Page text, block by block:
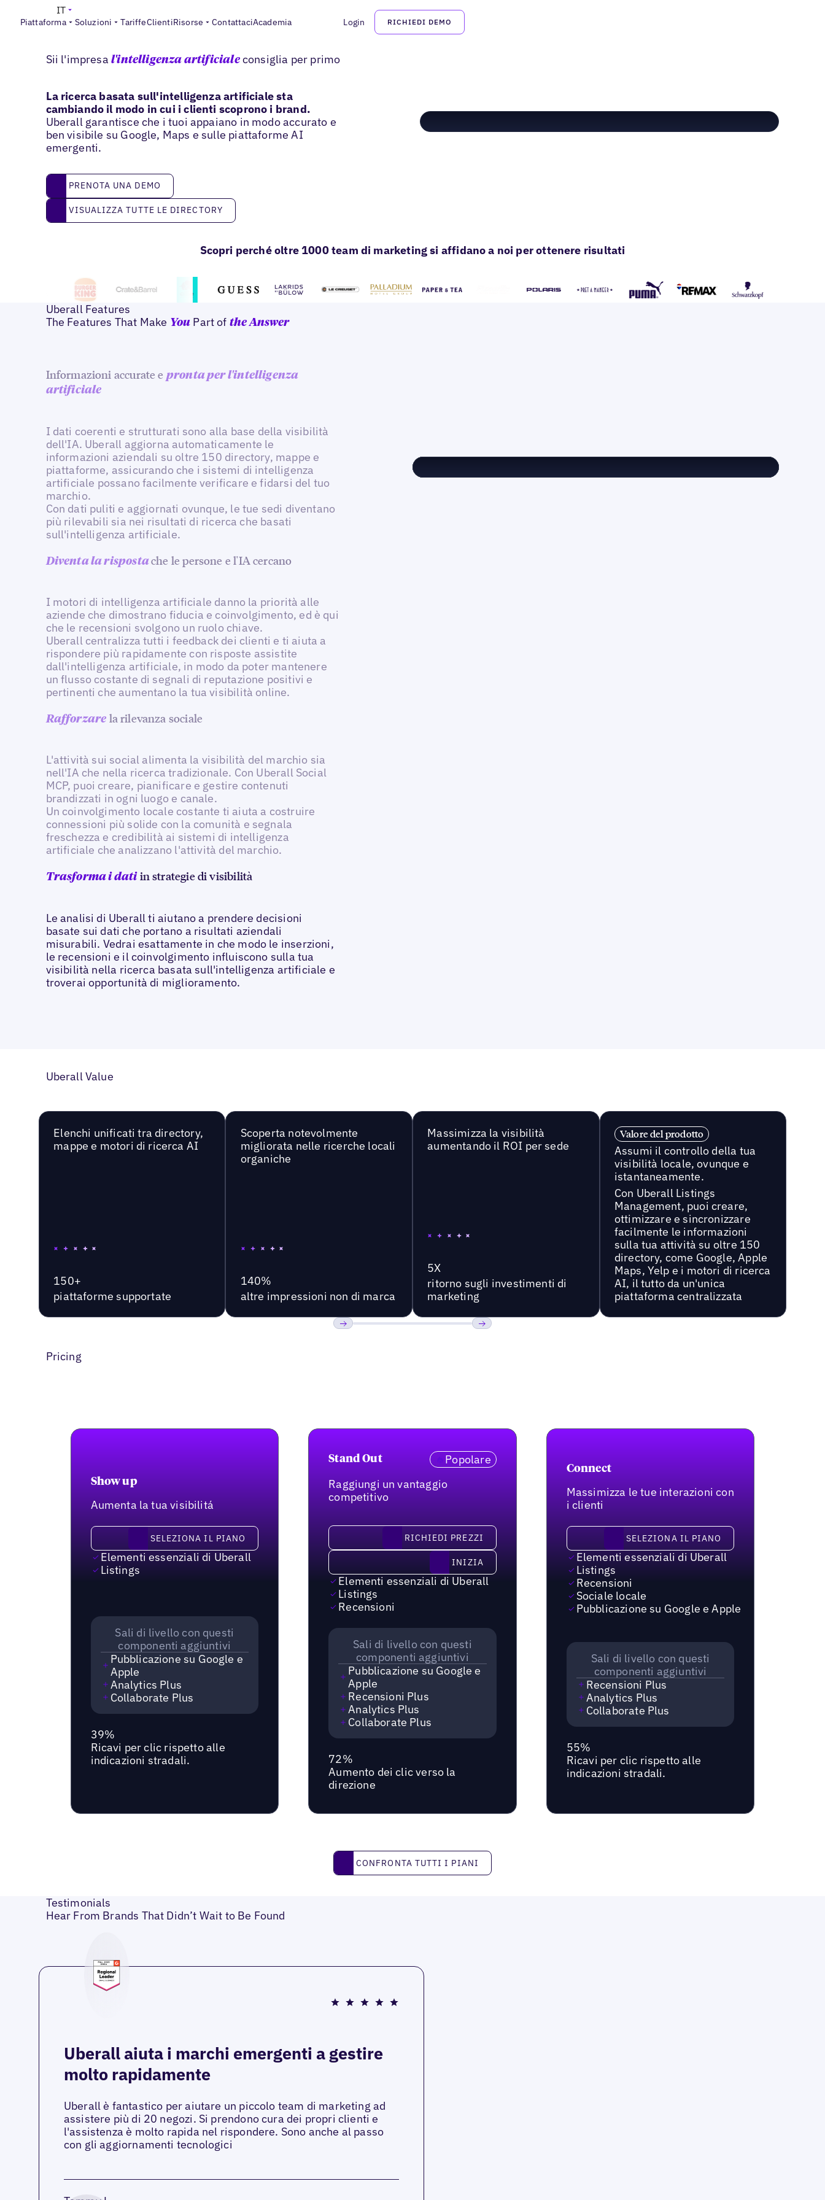
Piattaforma Soluzioni TariffeClientiRisorse ContattaciAcademia Login RICHIEDI DEMO
IT
Migliora la visibilità dell'IA
Sii l'impresal'intelligenza artificialeconsiglia per primo
La ricerca basata sull'intelligenza artificiale sta
cambiando il modo in cui i clienti scoprono i brand.
Uberall garantisce che i tuoi appaiano in modo accurato e
ben visibile su Google, Maps e sulle piattaforme AI
emergenti.
prenota una demo
PRENOTA UNA DEMO
Visualizza tutte le directory
VISUALIZZA TUTTE LE DIRECTORY
Scopri perché oltre 1000 team di marketing si affidano a noi per ottenere risultati
Uberall Features
The Features That Make You Part of the Answer
Informazioni accurate e pronta per l'intelligenza
artificiale
I dati coerenti e strutturati sono alla base della visibilità
dell'IA. Uberall aggiorna automaticamente le
informazioni aziendali su oltre 150 directory, mappe e
piattaforme, assicurando che i sistemi di intelligenza
artificiale possano facilmente verificare e fidarsi del tuo
marchio.
Con dati puliti e aggiornati ovunque, le tue sedi diventano
più rilevabili sia nei risultati di ricerca che basati
sull'intelligenza artificiale.
Diventa la rispostache le persone e l'IA cercano
I motori di intelligenza artificiale danno la priorità alle
aziende che dimostrano fiducia e coinvolgimento, ed è qui
che le recensioni svolgono un ruolo chiave.
Uberall centralizza tutti i feedback dei clienti e ti aiuta a
rispondere più rapidamente con risposte assistite
dall'intelligenza artificiale, in modo da poter mantenere
un flusso costante di segnali di reputazione positivi e
pertinenti che aumentano la tua visibilità online.
Rafforzare la rilevanza sociale
L'attività sui social alimenta la visibilità del marchio sia
nell'IA che nella ricerca tradizionale. Con Uberall Social
MCP, puoi creare, pianificare e gestire contenuti
brandizzati in ogni luogo e canale.
Un coinvolgimento locale costante ti aiuta a costruire
connessioni più solide con la comunità e segnala
freschezza e credibilità ai sistemi di intelligenza
artificiale che analizzano l'attività del marchio.
Trasforma i datiin strategie di visibilità
Le analisi di Uberall ti aiutano a prendere decisioni
basate sui dati che portano a risultati aziendali
misurabili. Vedrai esattamente in che modo le inserzioni,
le recensioni e il coinvolgimento influiscono sulla tua
visibilità nella ricerca basata sull'intelligenza artificiale e
troverai opportunità di miglioramento.
Uberall Value
Elenchi unificati tra directory,
mappe e motori di ricerca AI
150+
piattaforme supportate
Scoperta notevolmente
migliorata nelle ricerche locali
organiche
140%
altre impressioni non di marca
Massimizza la visibilità
aumentando il ROI per sede
5X
ritorno sugli investimenti di
marketing
Valore del prodotto
Assumi il controllo della tua
visibilità locale, ovunque e
istantaneamente.
Con Uberall Listings
Management, puoi creare,
ottimizzare e sincronizzare
facilmente le informazioni
sulla tua attività su oltre 150
directory, come Google, Apple
Maps, Yelp e i motori di ricerca
AI, il tutto da un'unica
piattaforma centralizzata
Pricing
Show up
Aumenta la tua visibilitá
Seleziona il pianoSELEZIONA IL PIANO
Elementi essenziali di Uberall
Listings
Sali di livello con questi
componenti aggiuntivi
Pubblicazione su Google e
Apple
Analytics Plus
Collaborate Plus
39%
Ricavi per clic rispetto alle
indicazioni stradali.
Stand Out
Popolare
Raggiungi un vantaggio
competitivo
richiedi prezzi RICHIEDI PREZZI
Inizia INIZIA
Elementi essenziali di Uberall
Listings
Recensioni
Sali di livello con questi
componenti aggiuntivi
Pubblicazione su Google e
Apple
Recensioni Plus
Analytics Plus
Collaborate Plus
72%
Aumento dei clic verso la
direzione
Connect
Massimizza le tue interazioni con
i clienti
Seleziona il pianoSELEZIONA IL PIANO
Elementi essenziali di Uberall
Listings
Recensioni
Sociale locale
Pubblicazione su Google e Apple
Sali di livello con questi
componenti aggiuntivi
Recensioni Plus
Analytics Plus
Collaborate Plus
55%
Ricavi per clic rispetto alle
indicazioni stradali.
Confronta tutti i piani
CONFRONTA TUTTI I PIANI
Testimonials
Hear From Brands That Didn’t Wait to Be Found
Uberall aiuta i marchi emergenti a gestire
molto rapidamente
Uberall è fantastico per aiutare un piccolo team di marketing ad
assistere più di 20 negozi. Si prendono cura dei propri clienti e
l'assistenza è molto rapida nel rispondere. Sono anche al passo
con gli aggiornamenti tecnologici